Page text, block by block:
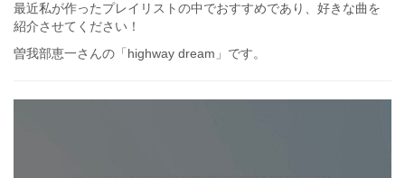
最近私が作ったプレイリストの中でおすすめであり、好きな曲を
紹介させてください！
曽我部恵一さんの「highway dream」です。